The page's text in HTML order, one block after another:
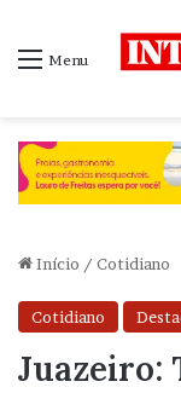
Menu
Início / Cotidiano
Cotidiano
Juazeiro: